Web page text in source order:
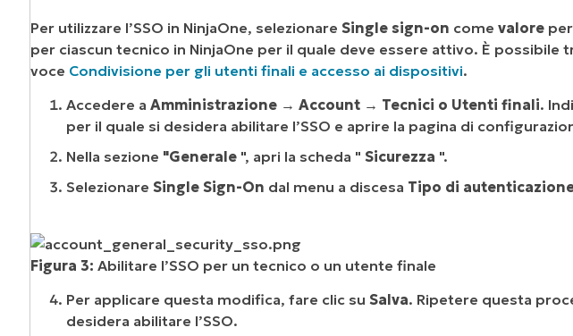
Per utilizzare l’SSO in NinjaOne, selezionare Single sign-on come valore
per ciascun tecnico in NinjaOne per il quale deve essere attivo. È possibile
voce Condivisione per gli utenti finali e accesso ai dispositivi.
Accedere a Amministrazione → Account → Tecnici o Utenti finali.
per il quale si desidera abilitare l’SSO e aprire la pagina di
Nella sezione "Generale ", apri la scheda " Sicurezza ".
Selezionare Single Sign-On dal menu a discesa Tipo di
Figura 3: Abilitare l’SSO per un tecnico o un utente finale
Per applicare questa modifica, fare clic su Salva. Ripetere questa
desidera abilitare l’SSO.